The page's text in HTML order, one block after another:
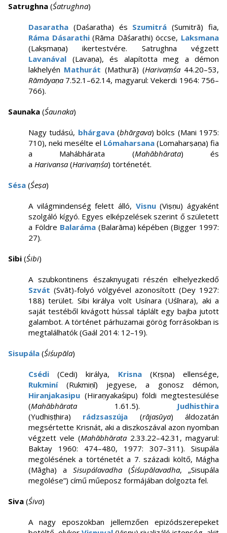
Satrughna (Śatrughna)
Dasaratha (Daśaratha) és Szumitrá (Sumitrā) fia,
Ráma Dásarathi(Rāma Dāśarathi) öccse, Laksmana
(Lakṣmaṇa) ikertestvére. Satrughna végzett
Lavanával (Lavaṇa), és alapította meg a démon
lakhelyén Mathurát (Mathurā) (Harivaṃśa44.20–53,
Rāmāyaṇa 7.52.1–62.14, magyarul: Vekerdi 1964: 756–
766).
Saunaka (Śaunaka)
Nagy tudású, bhárgava(bhārgava) bölcs (Mani 1975:
710), neki mesélte el Lómaharsana (Lomaharṣaṇa) fia
a Mahábhárata (Mahābhārata) és
a Harivansa (Harivaṃśa) történetét.
Sésa (Śeṣa)
A világmindenség felett álló, Visnu(Viṣṇu) ágyaként
szolgáló kígyó. Egyes elképzelések szerint ő született
a Földre Balaráma(Balarāma) képében (Bigger 1997:
27).
Sibi (Śibi)
A szubkontinens északnyugati részén elhelyezkedő
Szvát (Svāt)-folyó völgyével azonosított (Dey 1927:
188) terület. Sibi királya volt Usínara (Uśīnara), aki a
saját testéből kivágott hússal táplált egy bajba jutott
galambot. A történet párhuzamai görög forrásokban is
megtalálhatók (Gaál 2014: 12–19).
Sisupála (Śiśupāla)
Csédi (Cedi) királya, Krisna(Kṛṣṇa) ellensége,
Rukminí(Rukmiṇī) jegyese, a gonosz démon,
Hiranjakasipu (Hiraṇyakaśipu) földi megtestesülése
(Mahābhārata 1.61.5). Judhisthira
(Yudhiṣṭhira) rádzsaszúja (rājasūya) áldozatán
megsértette Krisnát, aki a diszkoszával azon nyomban
végzett vele (Mahābhārata 2.33.22–42.31, magyarul:
Baktay 1960: 474–480, 1977: 307–311). Sisupála
megölésének a történetét a 7. századi költő, Mágha
(Māgha) a Sisupálavadha (Śiśupālavadha, „Sisupála
megölése”) című műeposz formájában dolgozta fel.
Siva (Śiva)
A nagy eposzokban jellemzően epizódszerepeket